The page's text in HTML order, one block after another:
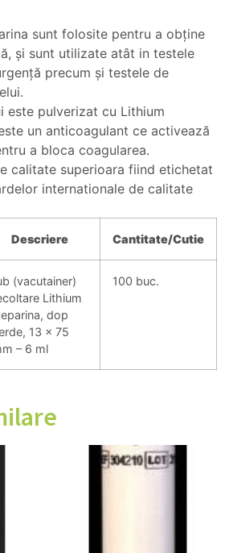
sunt folosite pentru a obţine
şi sunt utilizate atât in testele
precum şi testele de
este pulverizat cu Lithium
un anticoagulant ce activează
a bloca coagularea.
calitate superioara fiind etichetat
internationale de calitate
Descriere Cantitate/Cutie
(vacutainer)
Lithium
dop
13 x 75
– 6 ml
100 buc.